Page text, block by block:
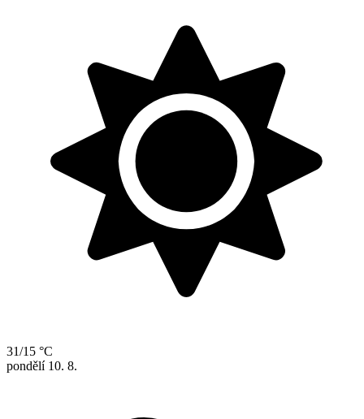
31/15 °C
pondělí 10. 8.